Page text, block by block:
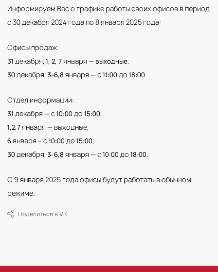
Информируем Вас о графике работы своих офисов в период
с 30 декабря 2024 года по 8 января 2025 года:
Офисы продаж:
31 декабря;1, 2, 7января — выходные;
30 декабря; 3-6,8 января — с11:00 до 18:00.
Отдел информации:
31 декабря — с10:00 до 15:00;
1,2,7января — выходные;
6января – с10:00 до 15:00;
30 декабря; 3-6,8 января — с10:00 до 18:00.
С 9 января 2025 года офисы будут работать в обычном
режиме.
Поделиться в VK